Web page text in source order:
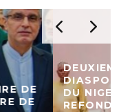
DE LA
RÉGION
POUR LA